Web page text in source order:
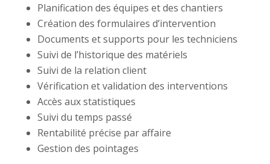
Planification des équipes et des chantiers
Création des formulaires d’intervention
Documents et supports pour les techniciens
Suivi de l’historique des matériels
Suivi de la relation client
Vérification et validation des interventions
Accès aux statistiques
Suivi du temps passé
Rentabilité précise par affaire
Gestion des pointages